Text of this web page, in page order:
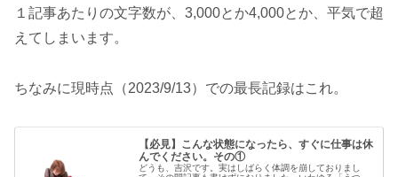
１記事あたりの文字数が、3,000とか4,000とか、平気で超
えてしまいます。
ちなみに現時点（2023/9/13）での最長記録はこれ。
【必見】こんな状態になったら、すぐに仕事は休
んでください。その①
どうも、吉沢です。実はしばらく体調を崩しておりまし